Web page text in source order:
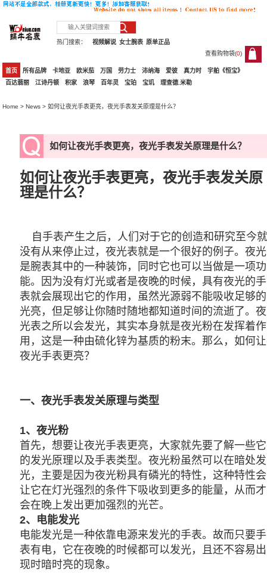
热门搜索： 原单正品
女士腕表
视频解说
查看购物袋(0)
0
首页 所有品牌 卡地亚 欧米茄 万国 劳力士 沛纳海 爱彼 真力时
宇舶《恒宝》
百达翡丽
江诗丹顿 积家 浪琴 百年灵 宝珀 宝玑 理查德.米勒
Home >News > 如何让夜光手表更亮，夜光手表发关原理是什么？
如何让夜光手表更亮，夜光手表发关原理是什么？
如何让夜光手表更亮，夜光手表发关原
理是什么？
自 手表产生之后，人们对于它的创造和研究至今
没有从来停止过，夜光表就是一个很好的例子。夜光
是腕表其中的一种装饰，同时它也可以当做是一项功
能。因为没有灯光或者是夜晚的时候，具有夜光的手
表就会展现出它的作用，虽然光源弱不能吸收足够的
光亮，但足够让你随时随地都知道时间的流逝了。夜
光表之所以会发光，其实本身就是夜光粉在发挥着作
用，这是一种由硫化锌为基质的粉末。那么，如何让
夜光手表更亮？
一、夜光手表发关原理与类型
1、夜光粉
首先，想要让夜光手表更亮，大家就先要了解一些它
的发光原理以及手表类型。夜光粉虽然可以在暗处发
光，主要是因为夜光粉具有磷光的特性，这种特性会
让它在灯光强烈的条件下吸收到更多的能量，从而才
会在晚上发出更加强烈的光芒。
2、电能发光
电能发光是一种依靠电源来发光的手表。故而只要手
表有电，它在夜晚的时候都可以发光，且还不容易出
现时暗时亮的现象。